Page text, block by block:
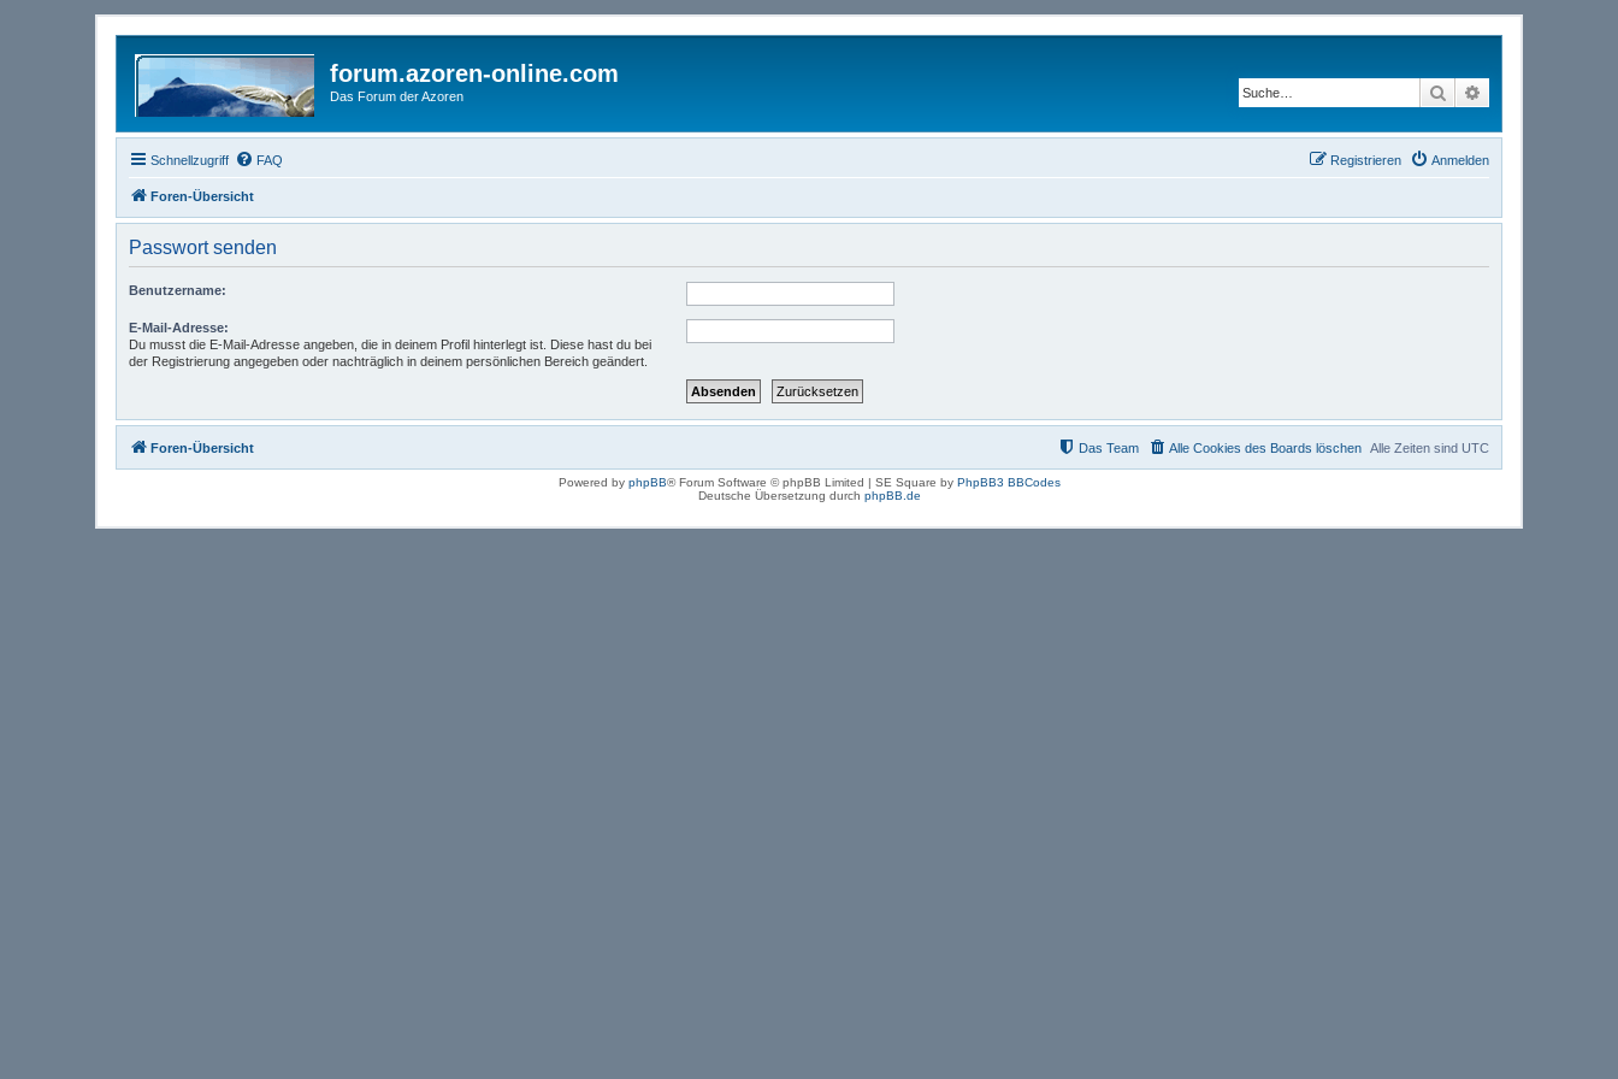
forum.azoren-online.com
Das Forum der Azoren Suche
Schnellzugriff FAQ Anmelden
Registrieren
Foren-Übersicht
Passwort senden
Benutzername:
E-Mail-Adresse:
Du musst die E-Mail-Adresse angeben, die in deinem Profil hinterlegt ist. Diese hast du bei
der Registrierung angegeben oder nachträglich in deinem persönlichen Bereich geändert.
Foren-Übersicht Alle Zeiten sind UTC
Alle Cookies des Boards löschen
Das Team
Powered by phpBB® Forum Software © phpBB Limited | SE Square by PhpBB3 BBCodes
Deutsche Übersetzung durch phpBB.de